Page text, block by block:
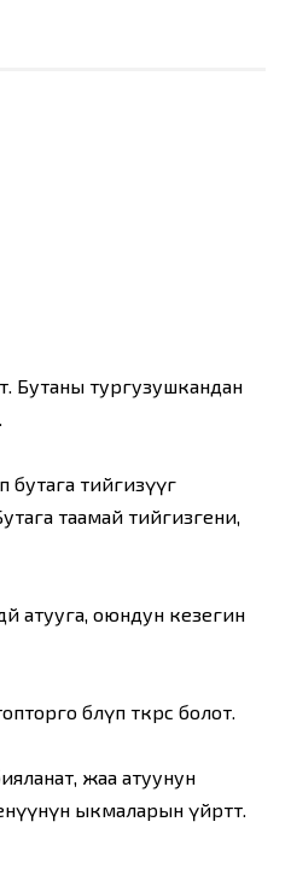
Бутаны тургузушкандан
тийгизүүгө
таамай тийгизгени,
атууга, оюндун кезегин
бөлүп өткөрсө болот.
жаа атуунун
ыкмаларын үйрөтөт.